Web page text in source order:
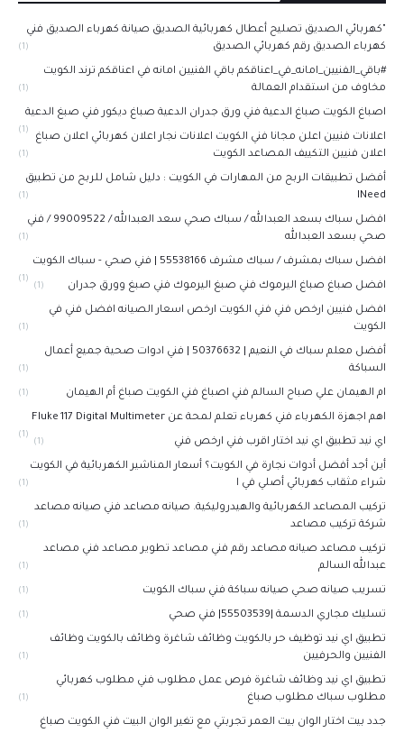
"كهربائي الصديق تصليح أعطال كهربائية الصديق صيانة كهرباء الصديق فني
كهرباء الصديق رقم كهربائي الصديق
(1)
#باقي_الفنيين_امانه_في_اعناقكم باقي الفنيين امانه في اعناقكم ترند الكويت
مخاوف من استقدام العمالة
(1)
اصباغ الكويت صباغ الدعية فني ورق جدران الدعية صباغ ديكور فني صبغ الدعية
(1)
اعلانات فنيين اعلن مجانا فني الكويت اعلانات نجار اعلان كهربائي اعلان صباغ
اعلان فنيين التكييف المصاعد الكويت
(1)
أفضل تطبيقات الربح من المهارات في الكويت : دليل شامل للربح من تطبيق
INeed
(1)
افضل سباك بسعد العبدالله / سباك صحي سعد العبدالله / 99009522 / فني
صحي بسعد العبدالله
(1)
افضل سباك بمشرف / سباك مشرف 55538166 | فني صحي - سباك الكويت
(1)
افضل صباغ صباغ اليرموك فني صبغ اليرموك فني صبغ وورق جدران (1)
افضل فنيين ارخص فني فني الكويت ارخص اسعار الصيانه افضل فني في
الكويت
(1)
أفضل معلم سباك في النعيم | 50376632 | فني ادوات صحية جميع أعمال
السباكة
(1)
ام الهيمان علي صباح السالم فني اصباغ فني الكويت صباغ أم الهيمان (1)
اهم اجهزة الكهرباء فني كهرباء تعلم لمحة عن Fluke 117 Digital Multimeter
(1)
اي نيد تطبيق اي نيد اختار اقرب فني ارخص فني (1)
أين أجد أفضل أدوات نجارة في الكويت؟ أسعار المناشير الكهربائية في الكويت
شراء مثقاب كهربائي أصلي في ا
(1)
تركيب المصاعد الكهربائية والهيدروليكية. صيانه مصاعد فني صيانه مصاعد
شركة تركيب مصاعد
(1)
تركيب مصاعد صيانه مصاعد رقم فني مصاعد تطوير مصاعد فني مصاعد
عبدالله السالم
(1)
تسريب صيانه صحي صيانه سباكة فني سباك الكويت (1)
تسليك مجاري الدسمة |55503539| فني صحي (1)
تطبيق اي نيد توظيف حر بالكويت وظائف شاغرة وظائف بالكويت وظائف
الفنيين والحرفيين
(1)
تطبيق اي نيد وظائف شاغرة فرص عمل مطلوب فني مطلوب كهربائي
مطلوب سباك مطلوب صباغ
(1)
جدد بيت اختار الوان بيت العمر تجربتي مع تغير الوان البيت فني الكويت صباغ